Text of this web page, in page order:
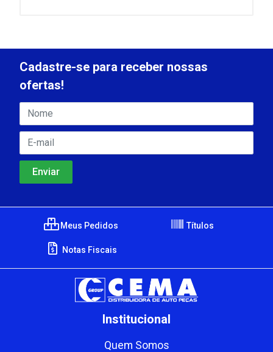
Cadastre-se para receber nossas
ofertas!
Meus Pedidos Títulos
Notas Fiscais
Institucional
Quem Somos